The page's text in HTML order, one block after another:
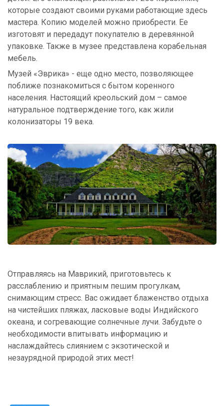
которые создают своими руками работающие здесь
мастера. Копию моделей можно приобрести. Ее
изготовят и передадут покупателю в деревянной
упаковке. Также в музее представлена корабельная
мебель.
Музей «Эврика» - еще одно место, позволяющее
поближе познакомиться с бытом коренного
населения. Настоящий креольский дом – самое
натуральное подтверждение того, как жили
колонизаторы 19 века.
Отправляясь на Маврикий, приготовьтесь к
расслаблению и приятным пешим прогулкам,
снимающим стресс. Вас ожидает блаженство отдыха
на чистейших пляжах, ласковые воды Индийского
океана, и согревающие солнечные лучи. Забудьте о
необходимости впитывать информацию и
наслаждайтесь слиянием с экзотической и
незаурядной природой этих мест!